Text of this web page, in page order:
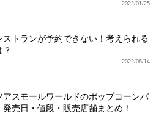
2022/01/25
ストランが予約できない！考えられる
？
2022/06/14
アスモールワールドのポップコーンバ
売日・値段・販売店舗まとめ！